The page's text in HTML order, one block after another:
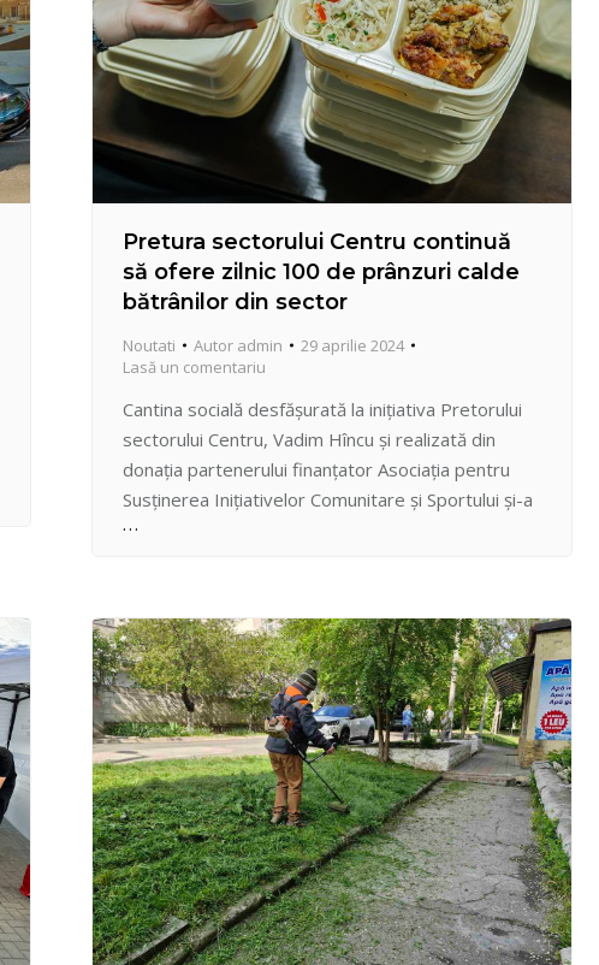
Pretura sectorului Centru continuă
să ofere zilnic 100 de prânzuri calde
bătrânilor din sector
Noutati Autor admin
29 aprilie 2024
Lasă un comentariu
Cantina socială desfășurată la inițiativa Pretorului
sectorului Centru, Vadim Hîncu și realizată din
donația partenerului finanțator Asociația pentru
Susținerea Inițiativelor Comunitare și Sportului și-a
consolidat în timp rolul ca parte integrată a
și are ca miză principală distribuirea la pachet a
alimentelor calde…